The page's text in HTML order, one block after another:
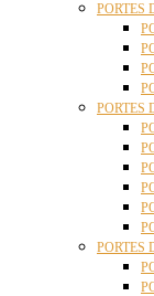
PORTES
PORTES
PORTES